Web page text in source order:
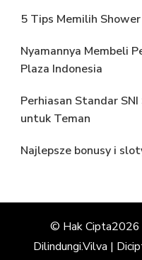
5 Tips Memilih
Nyamannya Membeli
Plaza Indonesia
Perhiasan Standar
untuk Teman
Najlepsze bonusy i
© Hak Cipta2026
Dilindungi.Vilva |